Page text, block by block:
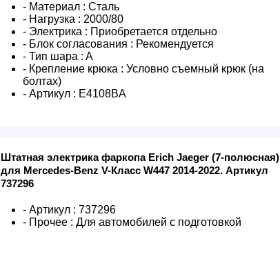
- Материал : Сталь
- Нагрузка : 2000/80
- Электрика : Приобретается отдельно
- Блок согласования : Рекомендуется
- Тип шара : A
- Крепление крюка : Условно съемный крюк (на
болтах)
- Артикул : E4108BA
Штатная электрика фаркопа Erich Jaeger (7-полюсная)
для Mercedes-Benz V-Класс W447 2014-2022. Артикул
737296
- Артикул : 737296
- Прочее : Для автомобилей с подготовкой